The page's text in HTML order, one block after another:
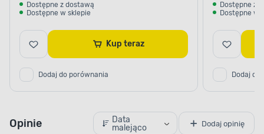
Dostępne z dostawą
Dostępne w sklepie
Kup teraz
Dodaj do porównania
Dostępne z
Dostępne w
Dodaj do
Opinie
Data
malejąco
Dodaj opinię